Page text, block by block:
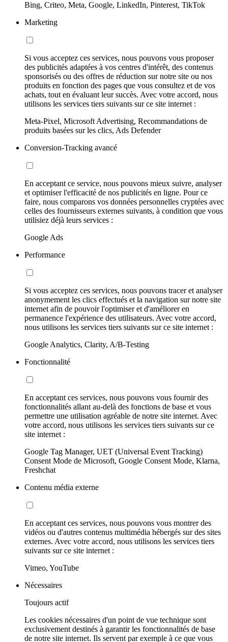
Bing, Criteo, Meta, Google, LinkedIn, Pinterest, TikTok
Marketing
Si vous acceptez ces services, nous pouvons vous proposer
des publicités adaptées à vos centres d'intérêt, des contenus
sponsorisés ou des offres de réduction sur notre site ou nos
produits en fonction des pages que vous consultez et de vos
achats, tout en évaluant leur succès. Avec votre accord, nous
utilisons les services tiers suivants sur ce site internet :
Meta-Pixel, Microsoft Advertising, Recommandations de
produits basées sur les clics, Ads Defender
Conversion-Tracking avancé
En acceptant ce service, nous pouvons mieux suivre, analyser
et optimiser l'efficacité de nos publicités en ligne. Pour ce
faire, nous comparons vos données personnelles cryptées avec
celles des fournisseurs externes suivants, à condition que vous
utilisiez déjà leurs services :
Google Ads
Performance
Si vous acceptez ces services, nous pouvons tracer et analyser
anonymement les clics effectués et la navigation sur notre site
internet afin de pouvoir l'optimiser et d'améliorer en
permanence l'expérience des utilisateurs. Avec votre accord,
nous utilisons les services tiers suivants sur ce site internet :
Google Analytics, Clarity, A/B-Testing
Fonctionnalité
En acceptant ces services, nous pouvons vous fournir des
fonctionnalités allant au-delà des fonctions de base et vous
permettre une utilisation agréable de notre site internet. Avec
votre accord, nous utilisons les services tiers suivants sur ce
site internet :
Google Tag Manager, UET (Universal Event Tracking)
Consent Mode de Microsoft, Google Consent Mode, Klarna,
Freshchat
Contenu média externe
En acceptant ces services, nous pouvons vous montrer des
vidéos ou d'autres contenus multimédia hébergés sur des sites
externes. Avec votre accord, nous utilisons les services tiers
suivants sur ce site internet :
Vimeo, YouTube
Nécessaires
Toujours actif
Les cookies nécessaires d'un point de vue technique sont
exclusivement destinés à garantir les fonctionnalités de base
de notre site internet. Ils servent par exemple à ce que vous